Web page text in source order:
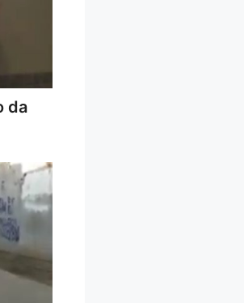
da